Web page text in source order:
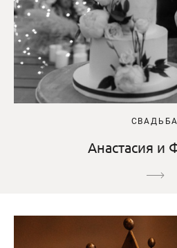
СВАДЬБА
Анастасия и